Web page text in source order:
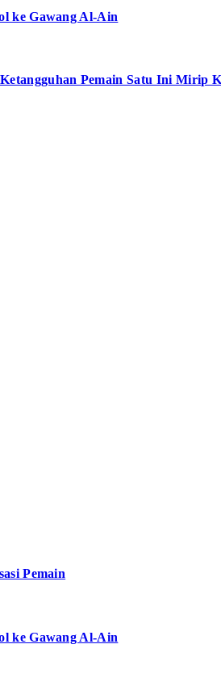
ke Gawang Al-Ain
Pemain Satu Ini Mirip
Pemain
ke Gawang Al-Ain